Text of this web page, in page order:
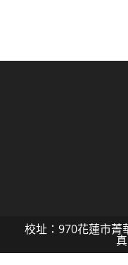
校址：970花蓮市